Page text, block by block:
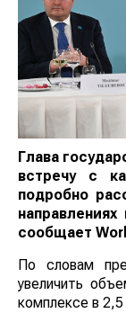
Глава
встречу с
подробно
сообщает
По словам
увеличить
комплексе в